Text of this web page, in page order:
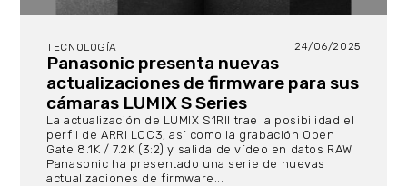
TECNOLOGÍA 24/06/2025
Panasonic presenta nuevas
actualizaciones de firmware para sus
cámaras LUMIX S Series
La actualización de LUMIX S1RII trae la posibilidad el
perfil de ARRI LOC3, así como la grabación Open
Gate 8.1K / 7.2K (3:2) y salida de vídeo en datos RAW
Panasonic ha presentado una serie de nuevas
actualizaciones de firmware...